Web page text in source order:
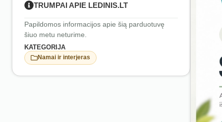
TRUMPAI APIE LEDINIS.LT
Papildomos informacijos apie šią parduotuvę
šiuo metu neturime.
KATEGORIJA
Namai ir interjeras